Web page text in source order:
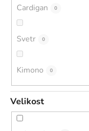
Cardigan 0
Svetr 0
Kimono 0
Velikost